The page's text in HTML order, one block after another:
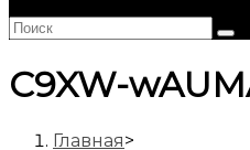
C9XW-
Главная>